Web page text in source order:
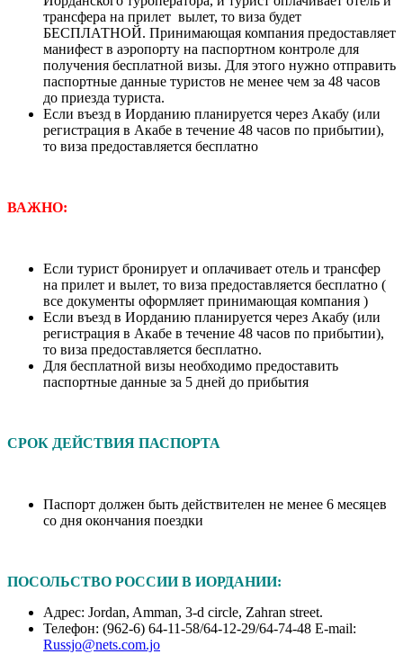
трансфера на прилет вылет, то виза будет
БЕСПЛАТНОЙ. Принимающая компания предоставляет
манифест в аэропорту на паспортном контроле для
получения бесплатной визы. Для этого нужно отправить
паспортные данные туристов не менее чем за 48 часов
до приезда туриста.
Если въезд в Иорданию планируется через Акабу (или
регистрация в Акабе в течение 48 часов по прибытии),
то виза предоставляется бесплатно
ВАЖНО:
Если турист бронирует и оплачивает отель и трансфер
на прилет и вылет, то виза предоставляется бесплатно (
все документы оформляет принимающая компания )
Если въезд в Иорданию планируется через Акабу (или
регистрация в Акабе в течение 48 часов по прибытии),
то виза предоставляется бесплатно.
Для бесплатной визы необходимо предоставить
паспортные данные за 5 дней до прибытия
СРОК ДЕЙСТВИЯ ПАСПОРТА
Паспорт должен быть действителен не менее 6 месяцев
со дня окончания поездки
ПОСОЛЬСТВО РОССИИ В ИОРДАНИИ:
Адрес: Jordan, Amman, 3-d circle, Zahran street.
Телефон: (962-6) 64-11-58/64-12-29/64-74-48 E-mail:
Russjo@nets.com.jo